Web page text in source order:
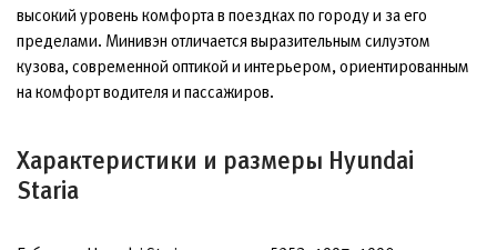
высокий уровень комфорта в поездках по городу и за его
пределами. Минивэн отличается выразительным силуэтом
кузова, современной оптикой и интерьером, ориентированным
на комфорт водителя и пассажиров.
Характеристики и размеры Hyundai
Staria